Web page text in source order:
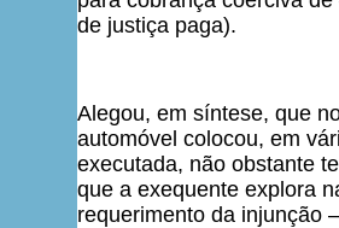
de justiça paga).
Alegou, em síntese, que
automóvel colocou, em
executada, não obstante
que a exequente explora
requerimento da injunção